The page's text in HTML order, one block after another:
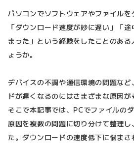
パソコンでソフトウェアやファイルを
「ダウンロード速度が妙に遅い」「
まった」という経験をしたことのあ
ょうか。
デバイスの不調や通信環境の問題な
ドが遅くなるのにはさまざまな原因が
そこで本記事では、PCでファイルの
原因を複数の問題に切り分けて整理
た。ダウンロードの速度低下に悩ま